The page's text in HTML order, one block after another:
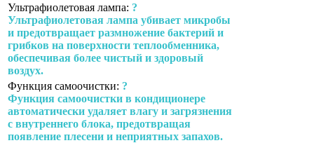
Ультрафиолетовая лампа: ?
Ультрафиолетовая лампа убивает микробы
и предотвращает размножение бактерий и
грибков на поверхности теплообменника,
обеспечивая более чистый и здоровый
воздух.
Функция самоочистки: ?
Функция самоочистки в кондиционере
автоматически удаляет влагу и загрязнения
с внутреннего блока, предотвращая
появление плесени и неприятных запахов.